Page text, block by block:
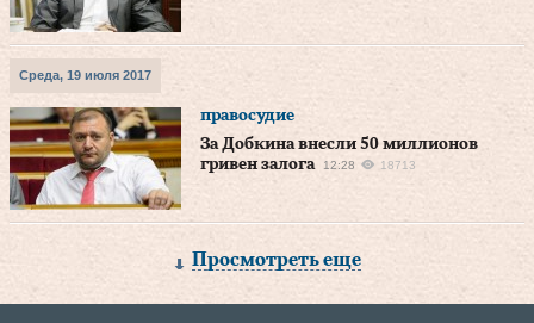
Среда, 19 июля 2017
правосудие
За Добкина внесли 50 миллионов
гривен залога
12:28 18713
Просмотреть еще